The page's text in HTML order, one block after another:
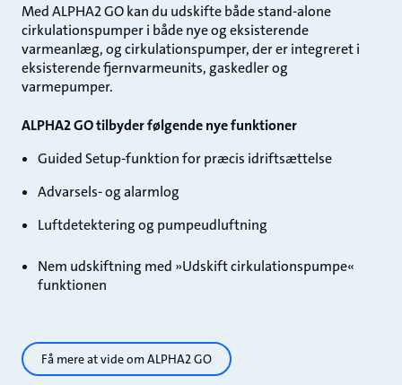
Med ALPHA2 GO kan du udskifte både stand-alone
cirkulationspumper i både nye og eksisterende
varmeanlæg, og cirkulationspumper, der er integreret i
eksisterende fjernvarmeunits, gaskedler og
varmepumper.
ALPHA2 GO tilbyder følgende nye funktioner
Guided Setup-funktion for præcis idriftsættelse
Advarsels- og alarmlog
Luftdetektering og pumpeudluftning
Nem udskiftning med »Udskift cirkulationspumpe«
funktionen
Få mere at vide om ALPHA2 GO